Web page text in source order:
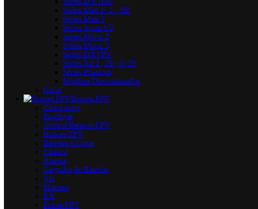
Series Mini 1- 2 – SE
Series Mini 3
Series Avata 1/2
Series Mavic 2
Series Mavic 3
Series DJI FPV
Series Air 2 | 2S | 3 | 3S
Series Phantom
Modelos Discontinuados
Gafas
Drones FPV
Cinewhoop
FreeStyle
Control Remoto FPV
Helices FPV
Baterías o Lipos
Cámara
Antena
Cargador de Baterías
Vtx
Motores
RX
Frame FPV